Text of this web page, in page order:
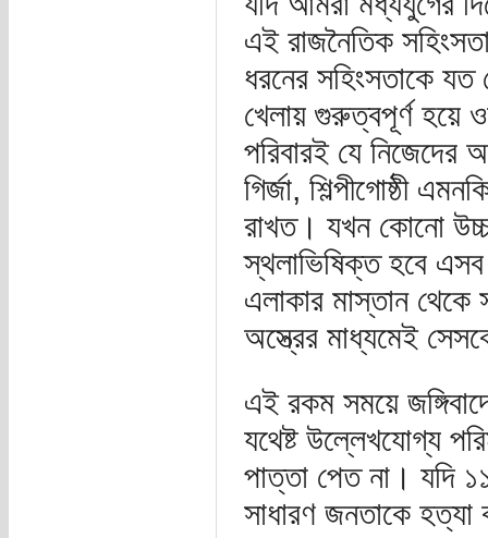
এই রাজনৈতিক
ধরনের সহিংসতাকে যত
খেলায় গুরুত্বপূর্ণ হয়ে
পরিবারই যে নিজেদের
গির্জা, শিল্পীগোষ্ঠী
রাখত। যখন কোনো
স্থলাভিষিক্ত হবে এসব
এলাকার মাস্তান থেকে
অস্ত্রের মাধ্যমেই
এই রকম সময়ে
যথেষ্ট উল্লেখযোগ্য
পাত্তা পেত না। যদি
সাধারণ জনতাকে